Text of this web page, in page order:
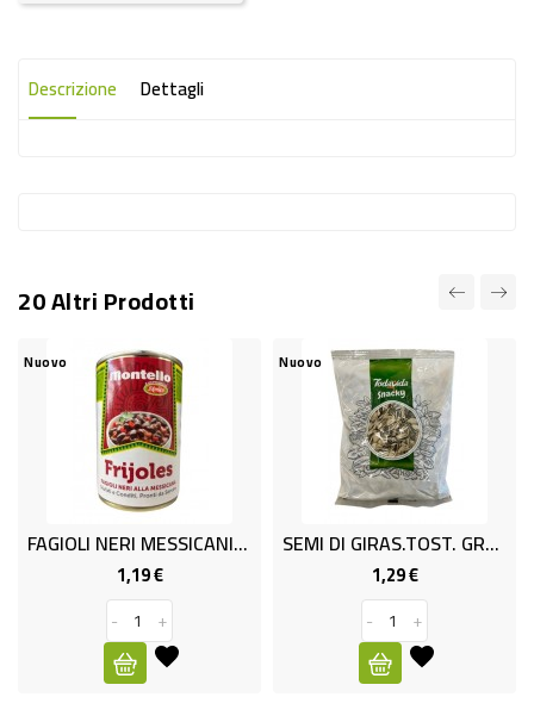
-
STOVIGLIE
DEODORANTI
DETERSIVI
TESSUTI
DETERGENTI
ACCESSORI
Descrizione Dettagli
20 Altri Prodotti
Nuovo
FAGIOLI NERI MESSICANI GR.400
1,19 €Prezzo
-
+
Nuovo
SEMI DI GIRAS.TOST. GR250 TODA
1,29 €Prezzo
-
+